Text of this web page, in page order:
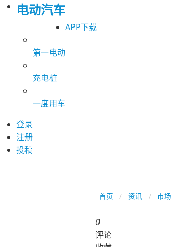
电动汽车
APP下载
第一电动
充电桩
一度用车
登录
注册
投稿
首页 资讯 市场
0
评论